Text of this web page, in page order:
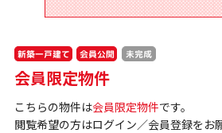
新築一戸建て 会員公開 未完成
会員限定物件
こちらの物件は会員限定物件です。
閲覧希望の方はログイン／会員登録をお